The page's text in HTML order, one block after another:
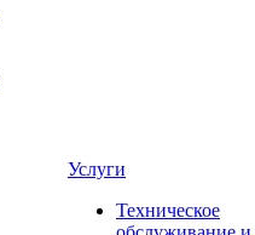
Услуги
Техническое